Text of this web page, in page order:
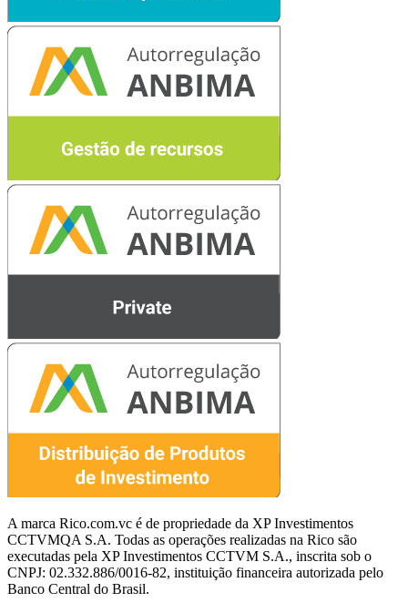
A marca Rico.com.vc é de propriedade da XP Investimentos
CCTVMQA S.A. Todas as operações realizadas na Rico são
executadas pela XP Investimentos CCTVM S.A., inscrita sob o
CNPJ: 02.332.886/0016-82, instituição financeira autorizada pelo
Banco Central do Brasil.